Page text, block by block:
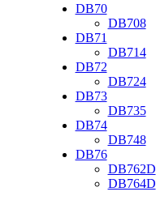
DB70
DB708
DB71
DB714
DB72
DB724
DB73
DB735
DB74
DB748
DB76
DB762D
DB764D